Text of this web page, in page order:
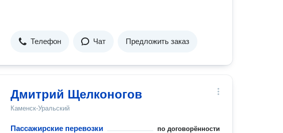
Телефон Чат Предложить заказ
Дмитрий Щелконогов
Каменск-Уральский
Пассажирские перевозки по договорённости